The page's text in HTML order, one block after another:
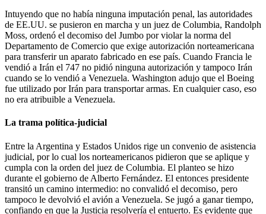
Intuyendo que no había ninguna imputación penal, las autoridades
de EE.UU. se pusieron en marcha y un juez de Columbia, Randolph
Moss, ordenó el decomiso del Jumbo por violar la norma del
Departamento de Comercio que exige autorización norteamericana
para transferir un aparato fabricado en ese país. Cuando Francia le
vendió a Irán el 747 no pidió ninguna autorización y tampoco Irán
cuando se lo vendió a Venezuela. Washington adujo que el Boeing
fue utilizado por Irán para transportar armas. En cualquier caso, eso
no era atribuible a Venezuela.
La trama política-judicial
Entre la Argentina y Estados Unidos rige un convenio de asistencia
judicial, por lo cual los norteamericanos pidieron que se aplique y
cumpla con la orden del juez de Columbia. El planteo se hizo
durante el gobierno de Alberto Fernández. El entonces presidente
transitó un camino intermedio: no convalidó el decomiso, pero
tampoco le devolvió el avión a Venezuela. Se jugó a ganar tiempo,
confiando en que la Justicia resolvería el entuerto. Es evidente que